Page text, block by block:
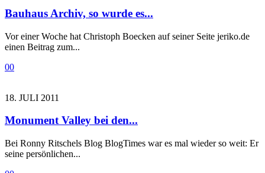
Bauhaus Archiv, so wurde es...
Vor einer Woche hat Christoph Boecken auf seiner Seite jeriko.de
einen Beitrag zum...
00
18. JULI 2011
Monument Valley bei den...
Bei Ronny Ritschels Blog BlogTimes war es mal wieder so weit: Er
seine persönlichen...